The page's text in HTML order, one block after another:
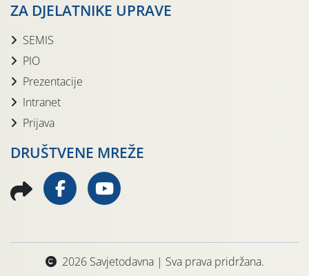
ZA DJELATNIKE UPRAVE
SEMIS
PIO
Prezentacije
Intranet
Prijava
DRUŠTVENE MREŽE
2026 Savjetodavna | Sva prava pridržana.